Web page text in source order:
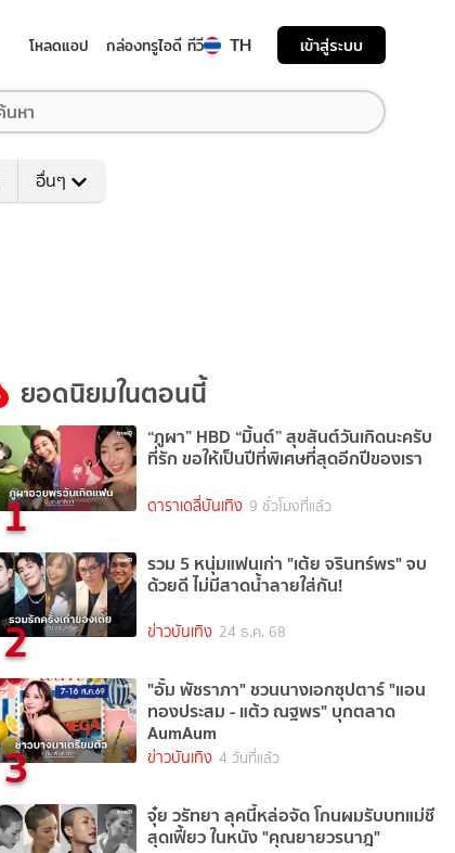
โหลดแอป กล่องทรูไอดี ทีวี TH เข้าสู่ระบบ
อื่นๆ
ยอดนิยมในตอนนี้
1
“ภูผา” HBD “มิ้นต์” สุขสันต์วันเกิดนะครับ
ที่รัก ขอให้เป็นปีที่พิเศษที่สุดอีกปีของเรา
ดาราเดลี่บันเทิง 9 ชั่วโมงที่แล้ว
2
รวม 5 หนุ่มแฟนเก่า "เต้ย จรินทร์พร" จบ
ด้วยดี ไม่มีสาดน้ำลายใส่กัน!
ข่าวบันเทิง 24 ธ.ค. 68
3
"อั้ม พัชราภา" ชวนนางเอกซุปตาร์ "แอน
ทองประสม - แต้ว ณฐพร" บุกตลาด
AumAum
ข่าวบันเทิง 4 วันที่แล้ว
จุ๋ย วรัทยา ลุคนี้หล่อจัด โกนผมรับบทแม่ชี
สุดเฟี้ยว ในหนัง "คุณยายวรนาฎ"